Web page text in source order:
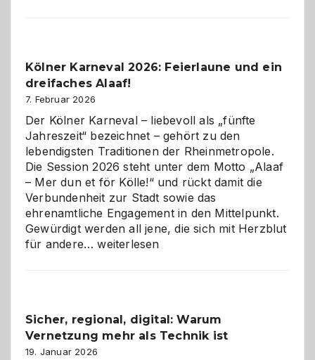
geworden
Kölner Karneval 2026: Feierlaune und ein
dreifaches Alaaf!
7. Februar 2026
Der Kölner Karneval – liebevoll als „fünfte
Jahreszeit“ bezeichnet – gehört zu den
lebendigsten Traditionen der Rheinmetropole.
Die Session 2026 steht unter dem Motto „Alaaf
– Mer dun et för Kölle!“ und rückt damit die
Verbundenheit zur Stadt sowie das
ehrenamtliche Engagement in den Mittelpunkt.
Gewürdigt werden all jene, die sich mit Herzblut
für andere…Kölner
ein
dreifaches
Alaaf!
weiterlesen
Sicher, regional, digital: Warum
Vernetzung mehr als Technik ist
19. Januar 2026